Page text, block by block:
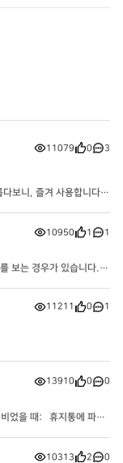
11079 0 3
보니, 즐겨 사용합니다
는
10950 1 1
를 보는 경우가 있습니다.
11211 0 1
13910 0 0
통에 파일
10313 2 0